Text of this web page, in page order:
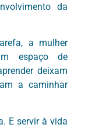
da
a mulher
espaço de
deixam
a caminhar
E servir à vida